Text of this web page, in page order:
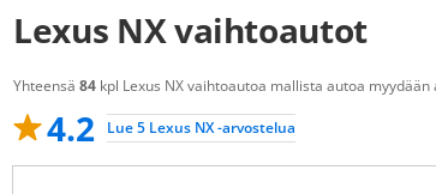
Lexus NX vaihtoautot
Yhteensä 84 kpl Lexus NX vaihtoautoa mallista autoa
4.2 Lue 5 Lexus NX -arvostelua